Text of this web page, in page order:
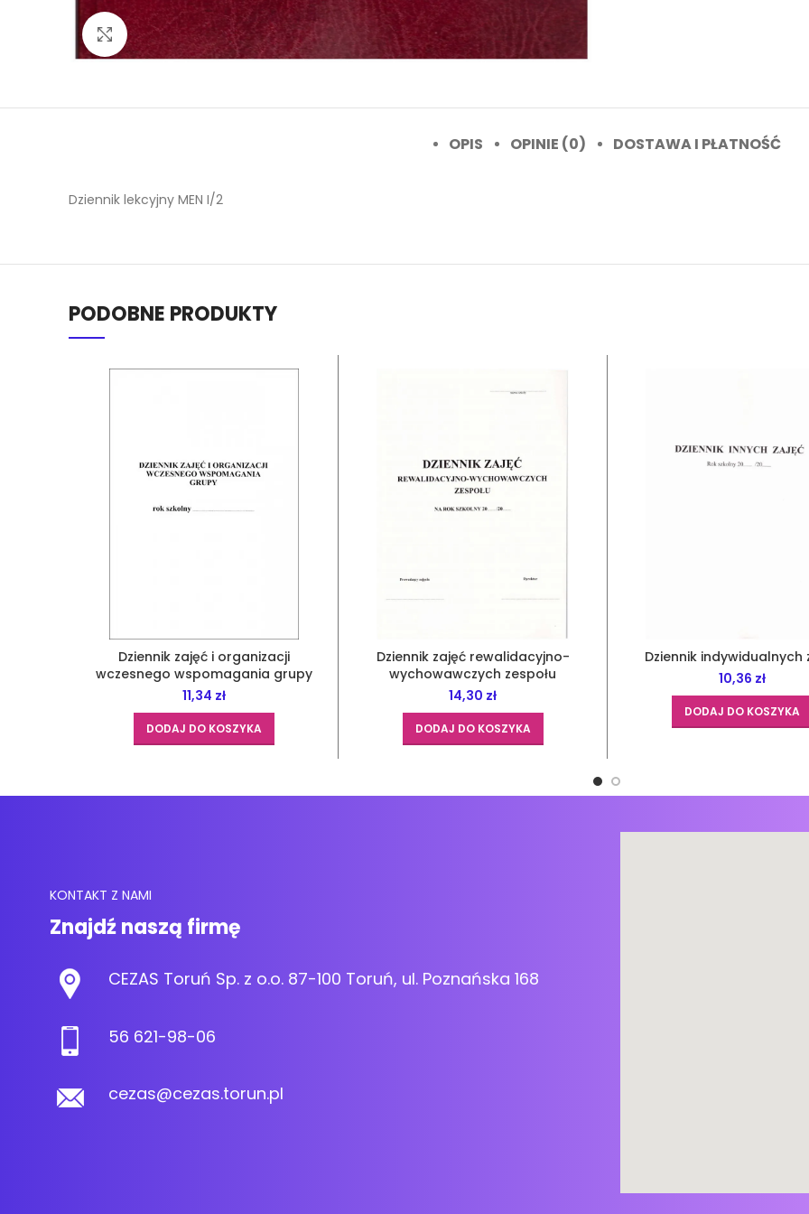
Click to enlarge
OPIS OPINIE (0) DOSTAWA I PŁATNOŚĆ
Dziennik lekcyjny MEN I/2
PODOBNE PRODUKTY
Dziennik zajęć i organizacji
wczesnego wspomagania grupy
11,34 zł
DODAJ DO KOSZYKA
Dziennik zajęć rewalidacyjno-
wychowawczych zespołu
14,30 zł
DODAJ DO KOSZYKA
Dziennik indywidualnych
10,36 zł
DODAJ DO KOSZYKA
KONTAKT Z NAMI
Znajdź naszą firmę
CEZAS Toruń Sp. z o.o. 87-100 Toruń, ul. Poznańska 168
56 621-98-06
cezas@cezas.torun.pl